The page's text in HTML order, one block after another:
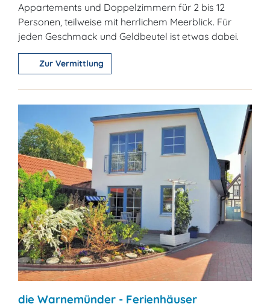
Appartements und Doppelzimmern für 2 bis 12
Personen, teilweise mit herrlichem Meerblick. Für
jeden Geschmack und Geldbeutel ist etwas dabei.
Zur Vermittlung
die Warnemünder - Ferienhäuser